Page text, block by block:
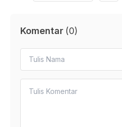
Komentar (0)